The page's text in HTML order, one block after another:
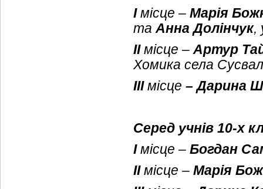
Імісце – Марія
та Анна Долінчук,
ІІмісце – Артур
Хомика села
ІІІмісце – Дарина
Серед учнів 10-х
Імісце – Богдан
ІІмісце – Марія